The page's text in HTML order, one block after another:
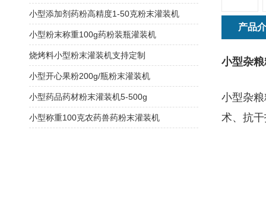
产品
小型杂
小型杂
术、抗
小型添加剂药粉高精度1-50克粉末灌装机
小型粉末称重100g药粉装瓶灌装机
烧烤料小型粉末灌装机支持定制
小型开心果粉200g/瓶粉末灌装机
小型药品药材粉末灌装机5-500g
小型称重100克农药兽药粉末灌装机